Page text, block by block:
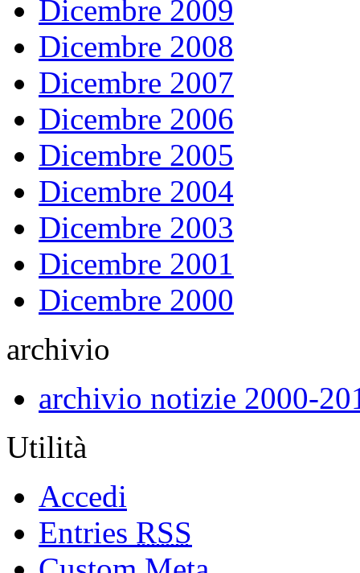
Dicembre 2009
Dicembre 2008
Dicembre 2007
Dicembre 2006
Dicembre 2005
Dicembre 2004
Dicembre 2003
Dicembre 2001
Dicembre 2000
archivio
archivio notizie 2000-
Utilità
Accedi
Entries RSS